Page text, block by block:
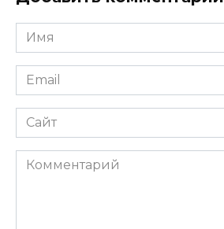
Имя
*
Email
*
Сайт
Комментарий